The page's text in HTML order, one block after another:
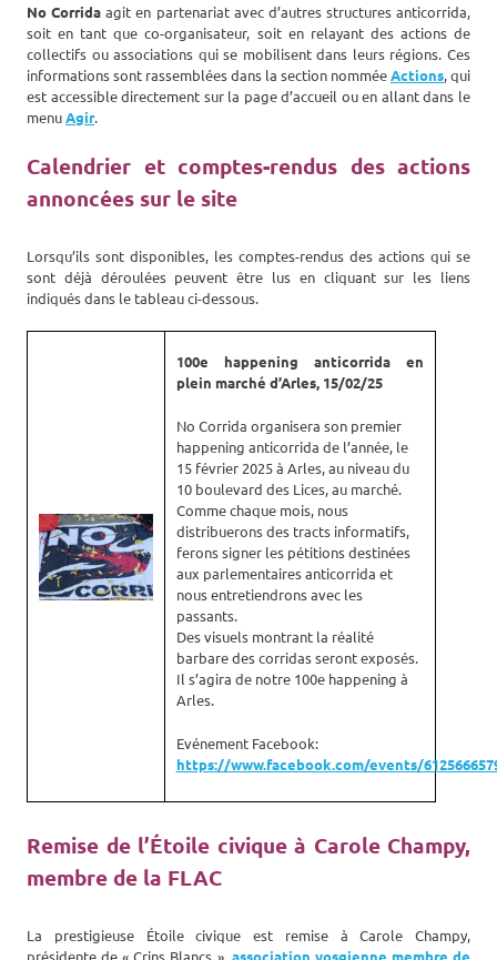
No Corrida agit en partenariat avec d’autres structures anticorrida,
soit en tant que co-organisateur, soit en relayant des actions de
collectifs ou associations qui se mobilisent dans leurs régions. Ces
informations sont rassemblées dans la section nomméeActions, qui
est accessible directement sur la page d’accueil ou en allant dans le
menuAgir.
Calendrier et comptes-rendus des actions
annoncées sur le site
Lorsqu’ils sont disponibles, les comptes-rendus des actions qui se
sont déjà déroulées peuvent être lus en cliquant sur les liens
indiqués dans le tableau ci-dessous.
100e happening anticorrida en
plein marché d’Arles, 15/02/25
No Corrida organisera son premier
happening anticorrida de l’année, le
15 février 2025 à Arles, au niveau du
10 boulevard des Lices, au marché.
Comme chaque mois, nous
distribuerons des tracts informatifs,
ferons signer les pétitions destinées
aux parlementaires anticorrida et
nous entretiendrons avec les
passants.
Des visuels montrant la réalité
barbare des corridas seront exposés.
Il s’agira de notre 100e happening à
Arles.
Evénement Facebook:
https://www.facebook.com/events/
Remise de l’Étoile civique à Carole Champy,
membre de la FLAC
La prestigieuse Étoile civique est remise à Carole Champy,
présidente de « Crins Blancs », association vosgienne membre de